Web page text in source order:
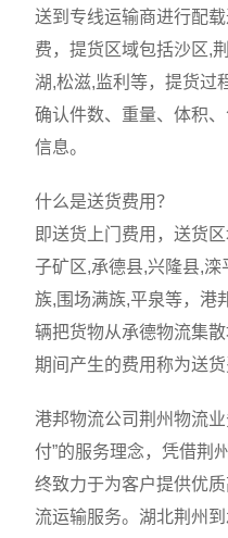
送到专线运输商进行配
费，提货区域包括沙区,
湖,松滋,监利等，提货过
确认件数、重量、体积
信息。
什么是送货费用？
即送货上门费用，送货
子矿区,承德县,兴隆县,
族,围场满族,平泉等，港
辆把货物从承德物流集
期间产生的费用称为送货
港邦物流公司荆州物流
付”的服务理念，凭借荆
终致力于为客户提供优
流运输服务。湖北荆州